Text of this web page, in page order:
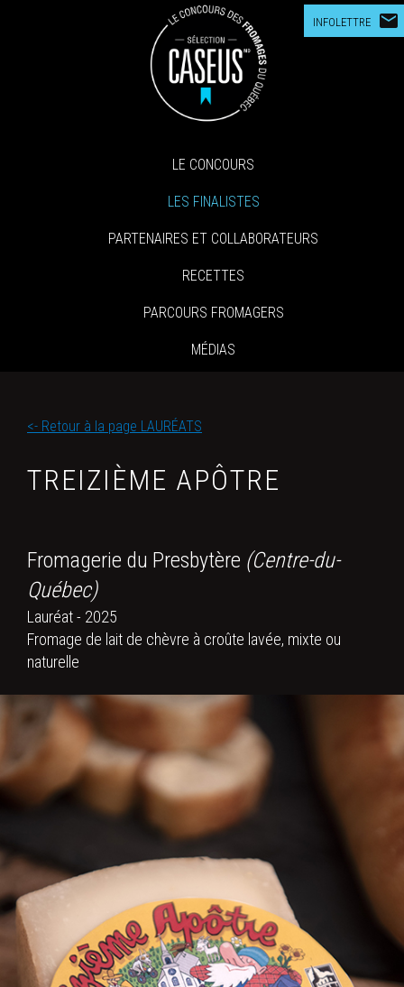
LE CONCOURS
LES FINALISTES
PARTENAIRES ET COLLABORATEURS
RECETTES
PARCOURS FROMAGERS
MÉDIAS
INFOLETTRE mail
<- Retour à la page LAURÉATS
TREIZIÈME APÔTRE
Fromagerie du Presbytère (Centre-du-
Québec)
Lauréat - 2025
Fromage de lait de chèvre à croûte lavée, mixte ou
naturelle